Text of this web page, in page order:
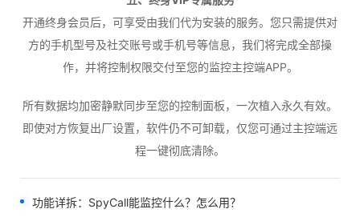
开通终身会员后，可享受由我们代为安装的服务。您只需提供对
方的手机型号及社交账号或手机号等信息，我们将完成全部操
作，并将控制权限交付至您的监控主控端APP。
所有数据均加密静默同步至您的控制面板，一次植入永久有效。
即使对方恢复出厂设置，软件仍不可卸载，仅您可通过主控端远
程一键彻底清除。
功能详拆：SpyCall能监控什么？怎么用？